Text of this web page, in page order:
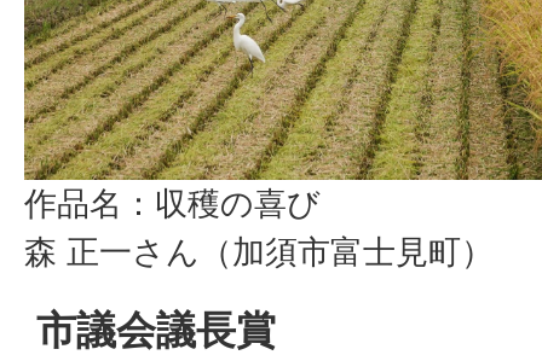
作品名：収穫の喜び
森 正一さん（加須市富士見町）
市議会議長賞